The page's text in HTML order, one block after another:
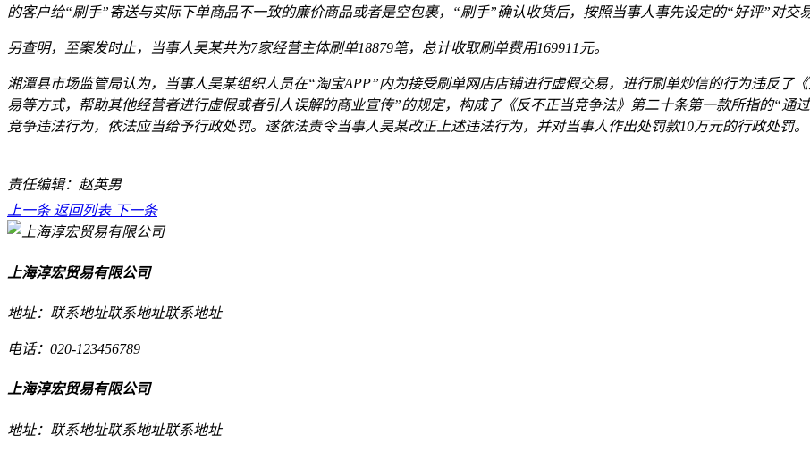
的客户给“刷手”寄送与实际下单商品不一致的廉价商品或者是空包裹，“刷手”确认收货后，按照当事人事先设定的“好评”对交
另查明，至案发时止，当事人吴某共为7家经营主体刷单18879笔，总计收取刷单费用169911元。
湘潭县市场监管局认为，当事人吴某组织人员在“淘宝APP”内为接受刷单网店店铺进行虚假交易，进行刷单炒信的行为违反了
易等方式，帮助其他经营者进行虚假或者引人误解的商业宣传”的规定，构成了《反不正当竞争法》第二十条第一款所指的“通
竞争违法行为，依法应当给予行政处罚。遂依法责令当事人吴某改正上述违法行为，并对当事人作出处罚款10万元的行政处罚。
责任编辑：赵英男
上一条返回列表 下一条
上海淳宏贸易有限公司
地址：联系地址联系地址联系地址
电话：020-123456789
上海淳宏贸易有限公司
地址：联系地址联系地址联系地址